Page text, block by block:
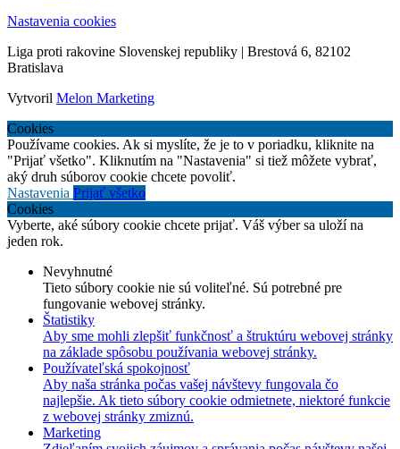
Nastavenia cookies
Liga proti rakovine Slovenskej republiky | Brestová 6, 82102
Bratislava
Vytvoril Melon Marketing
Cookies
Používame cookies. Ak si myslíte, že je to v poriadku, kliknite na
"Prijať všetko". Kliknutím na "Nastavenia" si tiež môžete vybrať,
aký druh súborov cookie chcete povoliť.
Nastavenia Prijať všetko
Cookies
Vyberte, aké súbory cookie chcete prijať. Váš výber sa uloží na
jeden rok.
Nevyhnutné
Tieto súbory cookie nie sú voliteľné. Sú potrebné pre
fungovanie webovej stránky.
Štatistiky
Aby sme mohli zlepšiť funkčnosť a štruktúru webovej stránky
na základe spôsobu používania webovej stránky.
Používateľská spokojnosť
Aby naša stránka počas vašej návštevy fungovala čo
najlepšie. Ak tieto súbory cookie odmietnete, niektoré funkcie
z webovej stránky zmiznú.
Marketing